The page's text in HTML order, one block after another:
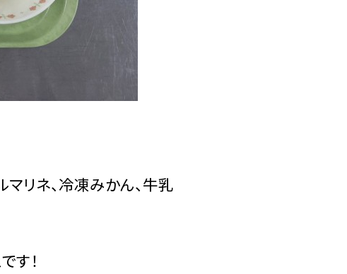
リネ、冷凍みかん、牛乳
す！